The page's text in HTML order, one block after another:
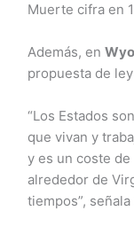
Muerte cifra en
Además, en
propuesta de
“Los Estados
que vivan y
y es un coste
alrededor de
tiempos”, señala